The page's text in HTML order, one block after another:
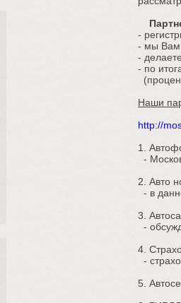
-
- мы Вам
-
- по
Наши
http://
1.
-
2. Авто
- в
3.
-
4.
-
5.